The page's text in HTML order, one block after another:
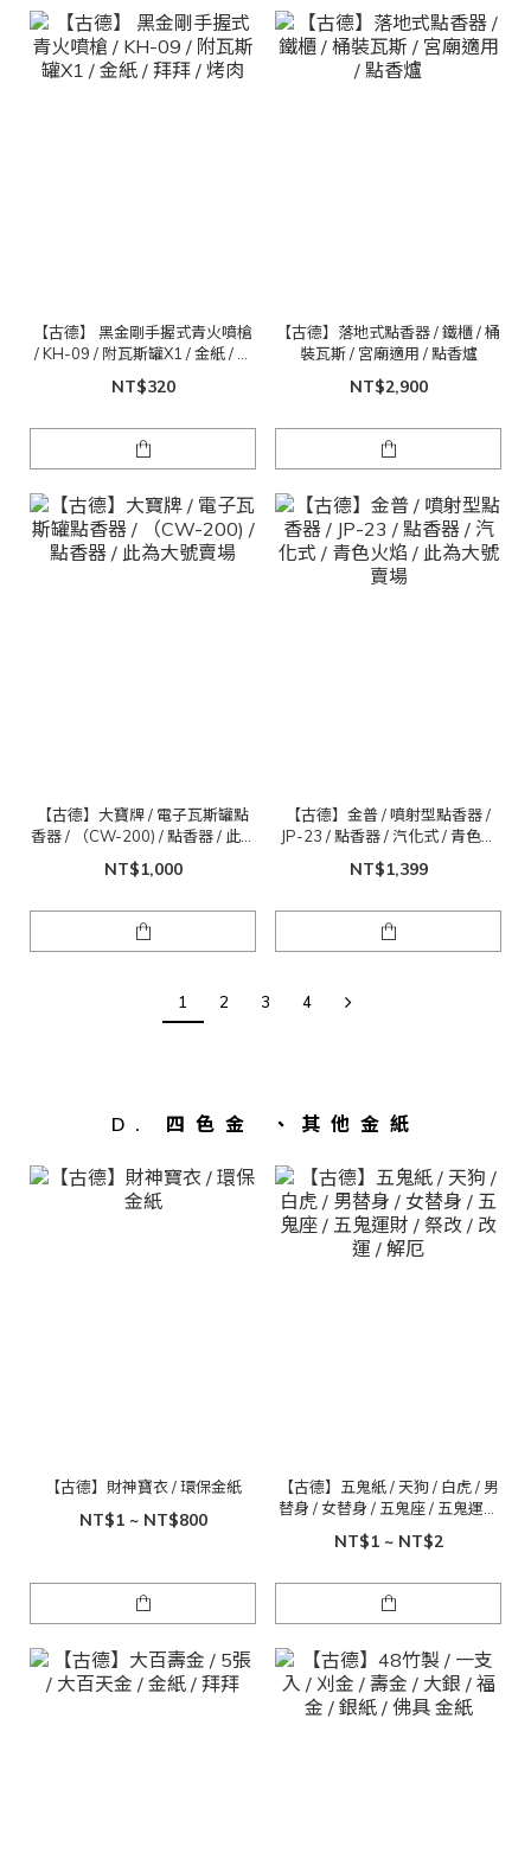
【古德】 黑金剛手握式青火噴槍
/ KH-09 / 附瓦斯罐X1 / 金紙 / 拜
拜 / 烤肉
NT$320
【古德】落地式點香器 / 鐵櫃 / 桶
裝瓦斯 / 宮廟適用 / 點香爐
NT$2,900
【古德】大寶牌 / 電子瓦斯罐點
香器 / （CW-200) / 點香器 / 此為
大號賣場
NT$1,000
【古德】金普 / 噴射型點香器 /
JP-23 / 點香器 / 汽化式 / 青色火
焰 / 此為大號賣場
NT$1,399
1 2 3 4
D. 四色金 、其他金紙
【古德】財神寶衣 / 環保金紙
NT$1 ~ NT$800
【古德】五鬼紙 / 天狗 / 白虎 / 男
替身 / 女替身 / 五鬼座 / 五鬼運財
/ 祭改 / 改運 / 解厄
NT$1 ~ NT$2